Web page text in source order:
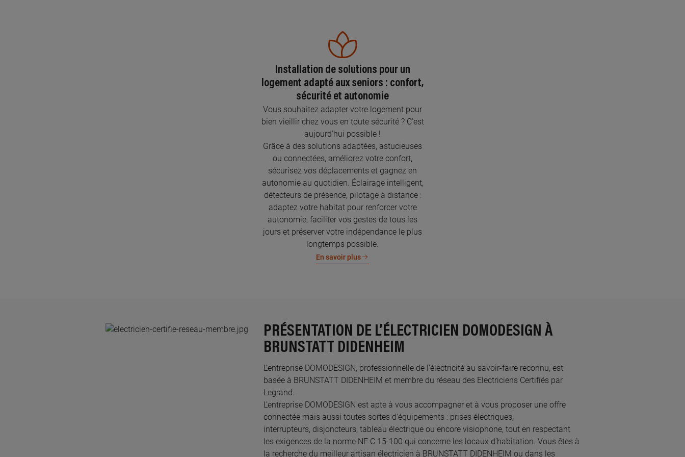
Installation de solutions pour un
logement adapté aux seniors : confort,
sécurité et autonomie
Vous souhaitez adapter votre logement pour
bien vieillir chez vous en toute sécurité ? C’est
aujourd’hui possible !
Grâce à des solutions adaptées, astucieuses
ou connectées, améliorez votre confort,
sécurisez vos déplacements et gagnez en
autonomie au quotidien. Éclairage intelligent,
détecteurs de présence, pilotage à distance :
adaptez votre habitat pour renforcer votre
autonomie, faciliter vos gestes de tous les
jours et préserver votre indépendance le plus
longtemps possible.
En savoir plus
PRÉSENTATION DE L’ÉLECTRICIEN DOMODESIGN À
BRUNSTATT DIDENHEIM
L’entreprise DOMODESIGN, professionnelle de l’électricité au savoir-faire reconnu, est
basée à BRUNSTATT DIDENHEIM et membre du réseau des Electriciens Certifiés par
Legrand.​
L’entreprise DOMODESIGN est apte à vous accompagner et à vous proposer une offre
connectée mais aussi toutes sortes d'équipements : prises électriques,
interrupteurs, disjoncteurs, tableau électrique ou encore visiophone, tout en respectant
les exigences de la norme NF C 15-100 qui concerne les locaux d’habitation. Vous êtes à
la recherche du meilleur artisan électricien à BRUNSTATT DIDENHEIM ou dans les